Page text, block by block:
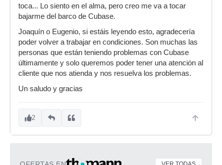
toca... Lo siento en el alma, pero creo me va a tocar
bajarme del barco de Cubase.
Joaquín o Eugenio, si estáis leyendo esto, agradecería
poder volver a trabajar en condiciones. Son muchas las
personas que están teniendo problemas con Cubase
últimamente y solo queremos poder tener una atención al
cliente que nos atienda y nos resuelva los problemas.
Un saludo y gracias
2